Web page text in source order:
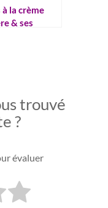
la crème
& ses
trouvé
?
évaluer